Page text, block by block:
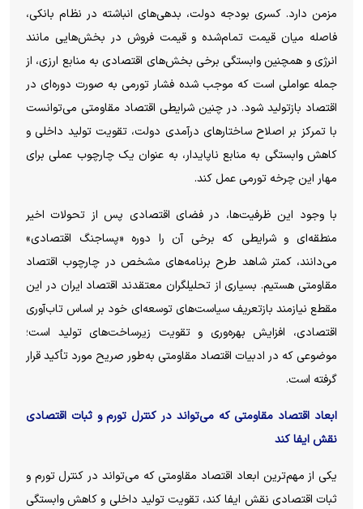
مزمن دارد. کسری بودجه دولت، بدهی‌های انباشته در نظام بانکی،
فاصله میان قیمت تمام‌شده و قیمت فروش در بخش‌هایی مانند
انرژی و همچنین وابستگی برخی بخش‌های اقتصادی به منابع ارزی، از
جمله عواملی است که موجب شده فشار تورمی به صورت دوره‌ای در
اقتصاد بازتولید شود. در چنین شرایطی اقتصاد مقاومتی می‌توانست
با تمرکز بر اصلاح ساختار‌های درآمدی دولت، تقویت تولید داخلی و
کاهش وابستگی به منابع ناپایدار، به عنوان یک چارچوب عملی برای
مهار این چرخه تورمی عمل کند.
با وجود این ظرفیت‌ها، در فضای اقتصادی پس از تحولات اخیر
منطقه‌ای و شرایطی که برخی آن را دوره «پساجنگ اقتصادی»
می‌دانند، کمتر شاهد طرح برنامه‌های مشخص در چارچوب اقتصاد
مقاومتی هستیم. بسیاری از تحلیلگران معتقدند اقتصاد ایران در این
مقطع نیازمند بازتعریف سیاست‌های توسعه‌ای خود بر اساس تاب‌آوری
اقتصادی، افزایش بهره‌وری و تقویت زیرساخت‌های تولید است؛
موضوعی که در ادبیات اقتصاد مقاومتی به‌طور صریح مورد تأکید قرار
گرفته است.
ابعاد اقتصاد مقاومتی که می‌تواند در کنترل تورم و ثبات اقتصادی
نقش ایفا کند
یکی از مهم‌ترین ابعاد اقتصاد مقاومتی که می‌تواند در کنترل تورم و
ثبات اقتصادی نقش ایفا کند، تقویت تولید داخلی و کاهش وابستگی